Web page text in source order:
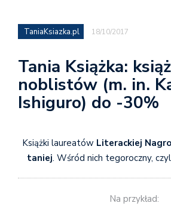
TaniaKsiazka.pl 18/10/2017
Tania Książka:
noblistów (m. in.
Ishiguro) do -30%
Książki laureatów Literackiej
taniej. Wśród nich tegoroczny,
Na przykład: